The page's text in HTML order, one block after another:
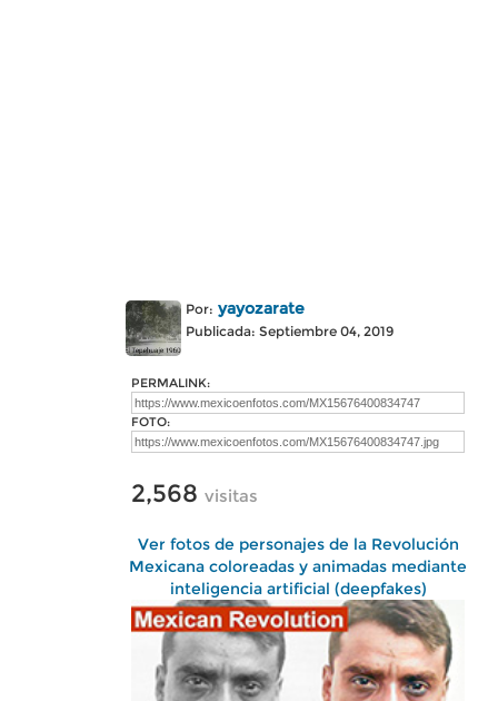
Por: yayozarate
Publicada: Septiembre 04, 2019
PERMALINK:
FOTO:
2,568 visitas
Ver fotos de personajes de la Revolución
Mexicana coloreadas y animadas mediante
inteligencia artificial (deepfakes)